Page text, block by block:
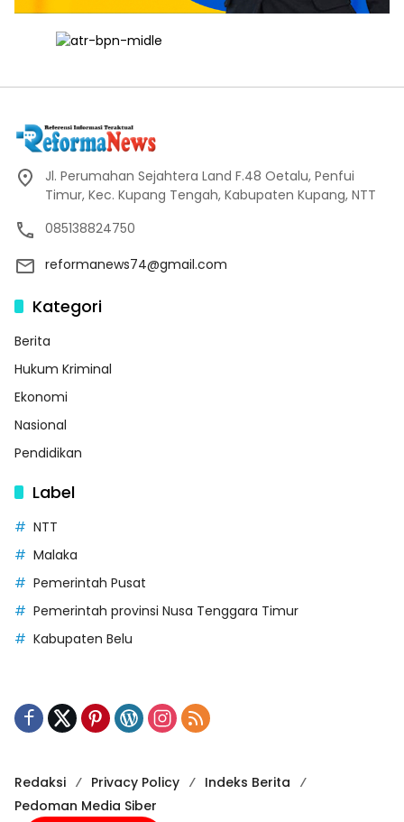
Jl. Perumahan Sejahtera Land F.48 Oetalu, Penfui
Timur, Kec. Kupang Tengah, Kabupaten Kupang, NTT
085138824750
reformanews74@gmail.com
Kategori
Berita
Hukum Kriminal
Ekonomi
Nasional
Pendidikan
Label
NTT
Malaka
Pemerintah Pusat
Pemerintah provinsi Nusa Tenggara Timur
Kabupaten Belu
Redaksi Privacy Policy
Indeks Berita
Pedoman Media Siber